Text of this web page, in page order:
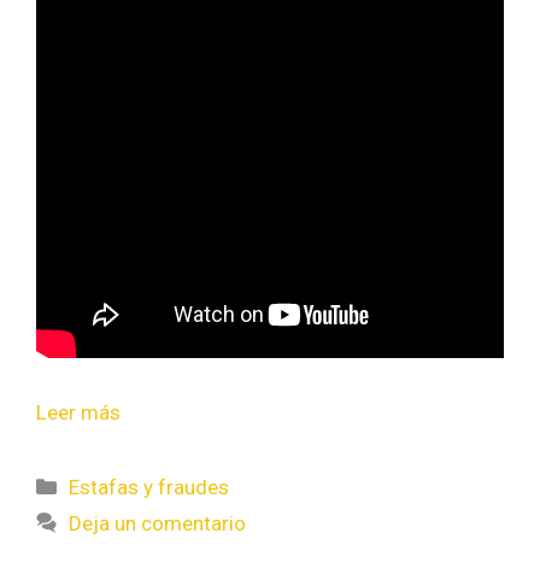
Leer más
Estafas y fraudes
Deja un comentario